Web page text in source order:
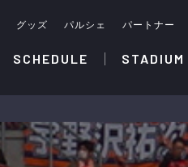
グッズ パルシェ パートナー
SCHEDULE STADIUM